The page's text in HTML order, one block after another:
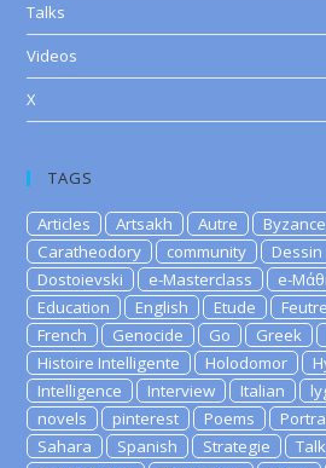
Talks
Videos
X
TAGS
Articles Artsakh Autre Byzance
Caratheodory
community Dessin
Dostoievski
e-Masterclass e-
Education
English Etude Feutre
French
Genocide Go Greek
Histoire Intelligente
Holodomor
Intelligence
Interview Italian
novels
pinterest Poems
Sahara
Spanish Strategie